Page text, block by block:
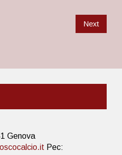
Next
Genova
Pec: